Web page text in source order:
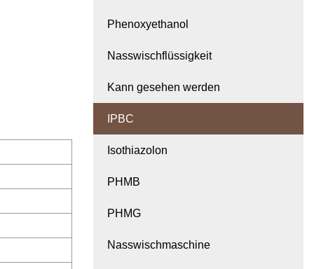
Phenoxyethanol
Nasswischflüssigkeit
Kann gesehen werden
IPBC
Isothiazolon
PHMB
PHMG
Nasswischmaschine